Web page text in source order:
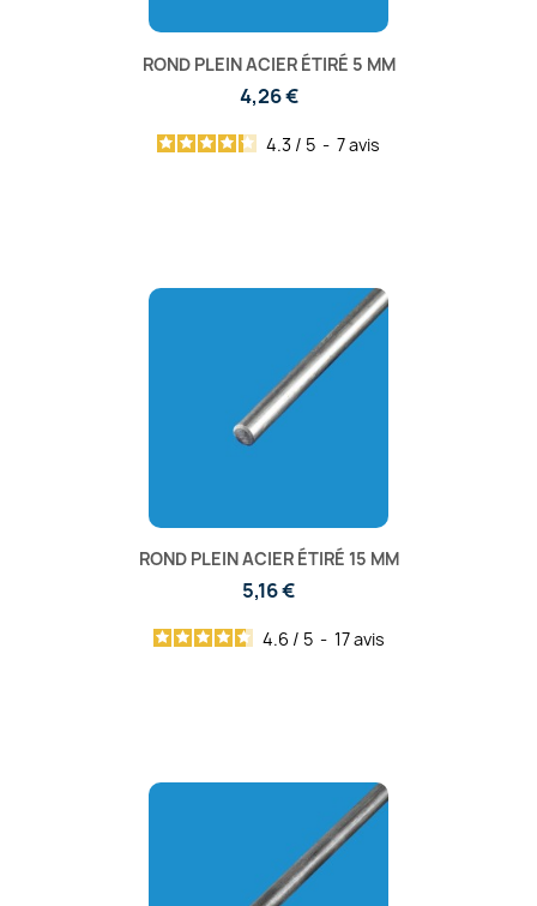
ROND PLEIN ACIER ÉTIRÉ 5 MM
4,26 €
4.3 / 5 - 7avis
ROND PLEIN ACIER ÉTIRÉ 15 MM
5,16 €
4.6 / 5 - 17avis